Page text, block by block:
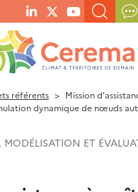
menu
social
links
CLÉ, UNE PUBLICATION, ETC.
VOUS ?
du
de
référents
Mission
dynamique de nœuds
ET